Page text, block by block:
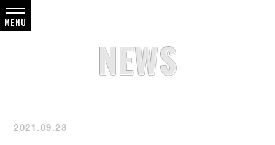
NEWS
2021.09.23